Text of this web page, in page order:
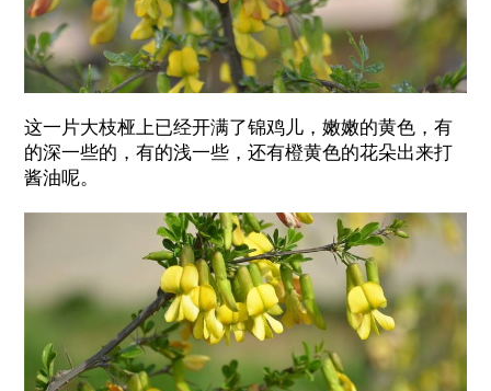
这一片大枝桠上已经开满了锦鸡儿，嫩嫩的黄色，有
的深一些的，有的浅一些，还有橙黄色的花朵出来打
酱油呢。